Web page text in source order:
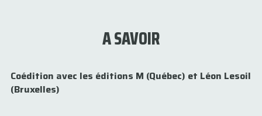
A SAVOIR
Coédition avec les éditions M (Québec) et Léon Lesoil
(Bruxelles)